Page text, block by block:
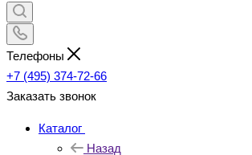
Телефоны
+7 (495) 374-72-66
Заказать звонок
Каталог
Назад